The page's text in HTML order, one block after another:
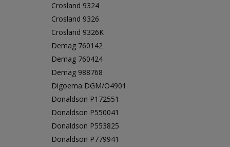
Crosland 9324
Crosland 9326
Crosland 9326K
Demag 760142
Demag 760424
Demag 988768
Digoema DGM/O4901
Donaldson P172551
Donaldson P550041
Donaldson P553825
Donaldson P779941